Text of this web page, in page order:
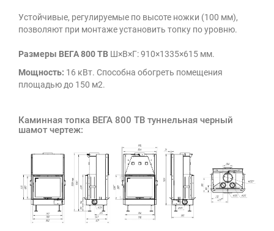
Устойчивые, регулируемые по высоте ножки (100 мм),
позволяют при монтаже установить топку по уровню.
Размеры ВЕГА 800 ТB Ш×В×Г: 910×1335×615 мм.
Мощность: 16 кВт. Способна обогреть помещения
площадью до 150 м2.
Каминная топка ВЕГА 800 TB туннельная черный
шамот чертеж: